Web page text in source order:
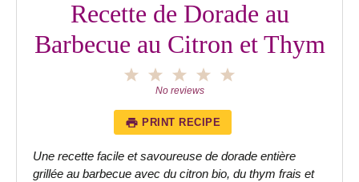
Recette de Dorade au
Barbecue au Citron et Thym
4
3
Stars
2
Stars
1
Star
No reviews
PRINT RECIPE
Une recette facile et savoureuse de dorade entière
grillée au barbecue avec du citron bio, du thym frais et